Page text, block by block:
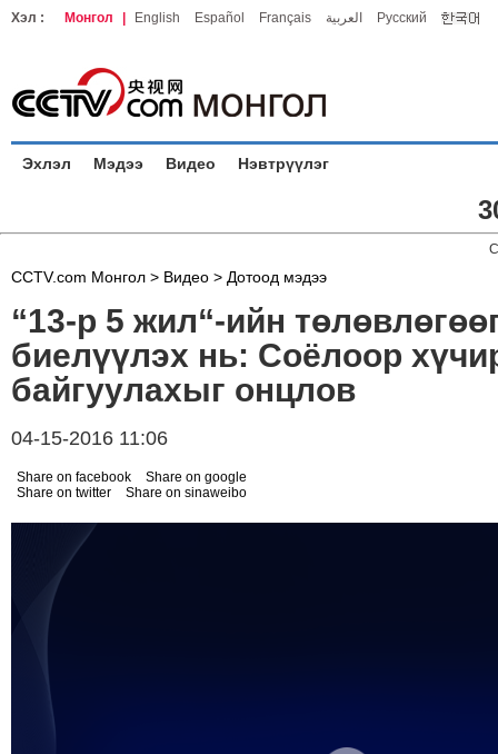
Хэл : Монгол English Español Français العربية Русский
Эхлэл Мэдээ Видео Нэвтрүүлэг
CCTV.com Монгол > Видео > Дотоод мэдээ
“13-р 5 жил“-ийн
биелүүлэх нь: Соёлоор
байгуулахыг онцлов
04-15-2016 11:06
Share on facebook
Share on google
Share on twitter
Share on sinaweibo